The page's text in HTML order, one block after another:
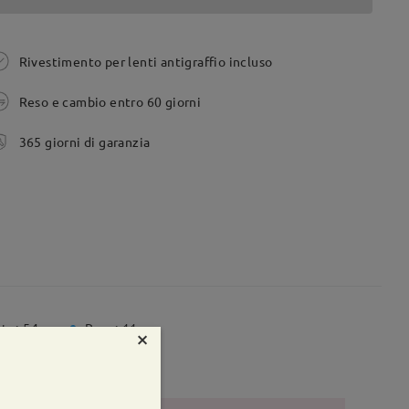
Rivestimento per lenti antigraffio incluso
Reso e cambio entro 60 giorni
365 giorni di garanzia
54 mm Peso: 11g
×